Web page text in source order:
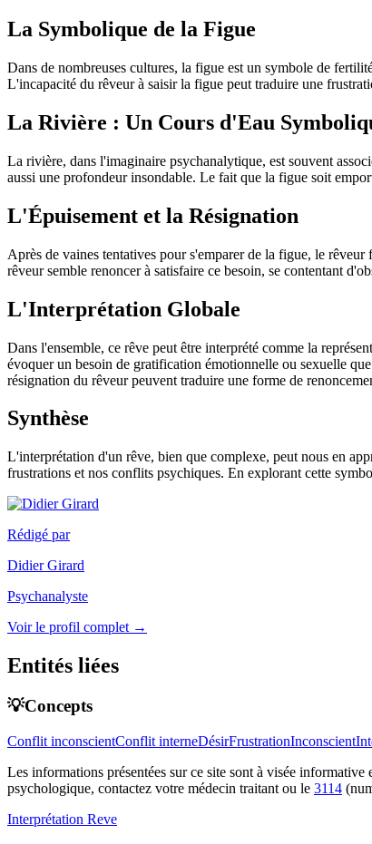
La Symbolique de la Figue
Dans de nombreuses cultures, la figue est un symbole de
L'incapacité du rêveur à saisir la figue peut traduire une
La Rivière : Un Cours d'Eau
La rivière, dans l'imaginaire psychanalytique, est souvent
aussi une profondeur insondable. Le fait que la figue soit
L'Épuisement et la Résignation
Après de vaines tentatives pour s'emparer de la figue, le
rêveur semble renoncer à satisfaire ce besoin, se contentant
L'Interprétation Globale
Dans l'ensemble, ce rêve peut être interprété comme la
évoquer un besoin de gratification émotionnelle ou sexuelle
résignation du rêveur peuvent traduire une forme de
Synthèse
L'interprétation d'un rêve, bien que complexe, peut nous en
frustrations et nos conflits psychiques. En explorant cette
Rédigé par
Didier Girard
Psychanalyste
Voir le profil complet →
Entités liées
💡Concepts
Conflit inconscientConflit interneDésirFrustrationInconscient
Les informations présentées sur ce site sont à visée
psychologique, contactez votre médecin traitant ou le 3114
Interprétation Reve